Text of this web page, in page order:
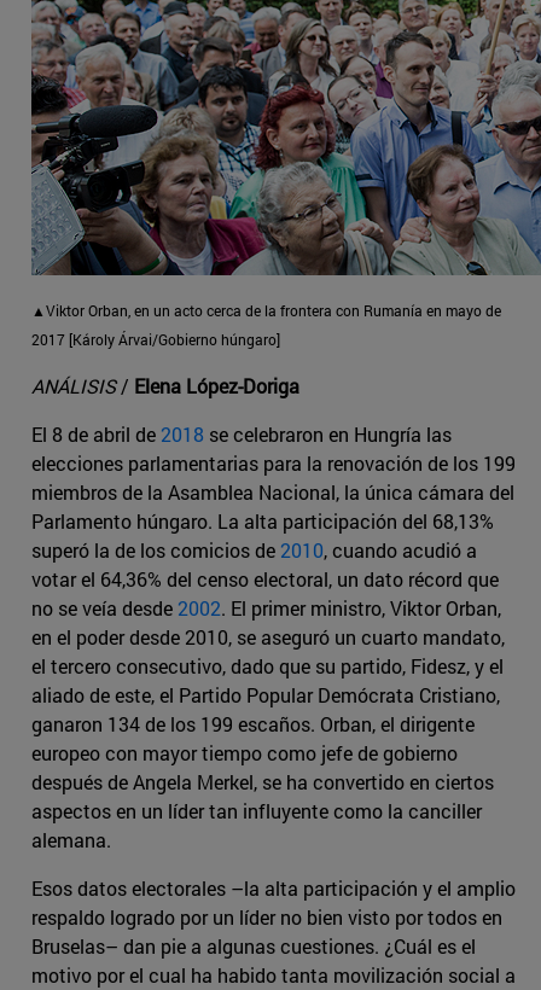
▲Viktor Orban, en un acto cerca de la frontera con Rumanía en mayo de
2017 [Károly Árvai/Gobierno húngaro]
ANÁLISIS/ Elena López-Doriga
El 8 de abril de 2018 se celebraron en Hungría las
elecciones parlamentarias para la renovación de los 199
miembros de la Asamblea Nacional, la única cámara del
Parlamento húngaro. La alta participación del 68,13%
superó la de los comicios de 2010, cuando acudió a
votar el 64,36% del censo electoral, un dato récord que
no se veía desde 2002. El primer ministro, Viktor Orban,
en el poder desde 2010, se aseguró un cuarto mandato,
el tercero consecutivo, dado que su partido, Fidesz, y el
aliado de este, el Partido Popular Demócrata Cristiano,
ganaron 134 de los 199 escaños. Orban, el dirigente
europeo con mayor tiempo como jefe de gobierno
después de Angela Merkel, se ha convertido en ciertos
aspectos en un líder tan influyente como la canciller
alemana.
Esos datos electorales –la alta participación y el amplio
respaldo logrado por un líder no bien visto por todos en
Bruselas– dan pie a algunas cuestiones. ¿Cuál es el
motivo por el cual ha habido tanta movilización social a